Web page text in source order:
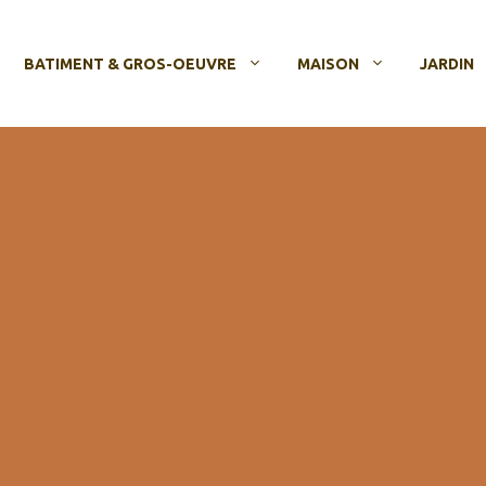
BATIMENT & GROS-OEUVRE MAISON JARDIN